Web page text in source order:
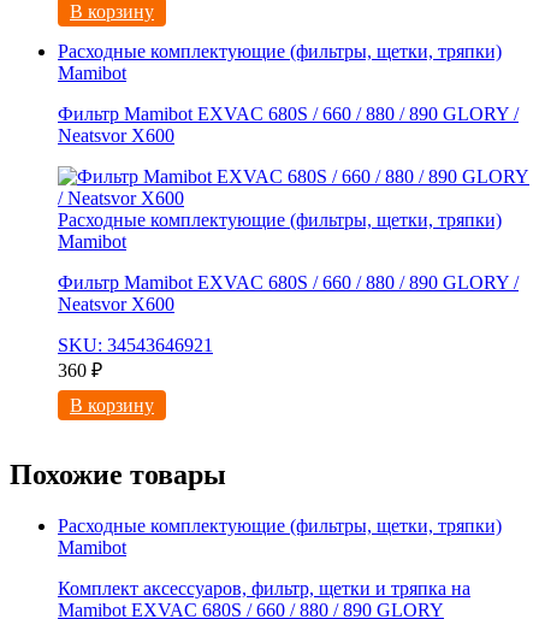
В корзину
Расходные комплектующие (фильтры, щетки, тряпки)
Mamibot
Фильтр Mamibot EXVAC 680S / 660 / 880 / 890 GLORY /
Neatsvor X600
Расходные комплектующие (фильтры, щетки, тряпки)
Mamibot
Фильтр Mamibot EXVAC 680S / 660 / 880 / 890 GLORY /
Neatsvor X600
SKU: 34543646921
360 ₽
В корзину
Похожие товары
Расходные комплектующие (фильтры, щетки, тряпки)
Mamibot
Комплект аксессуаров, фильтр, щетки и тряпка на
Mamibot EXVAC 680S / 660 / 880 / 890 GLORY